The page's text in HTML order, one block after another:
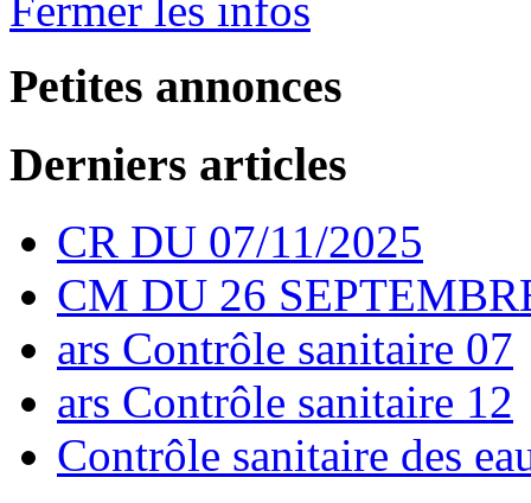
Petites annonces
Derniers articles
CR DU 07/11/2025
CM DU 26
ars Contrôle sanitaire 07
ars Contrôle sanitaire 12
Contrôle sanitaire des